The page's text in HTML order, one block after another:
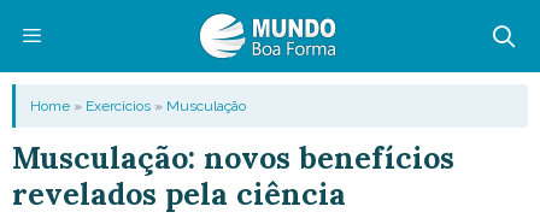
conteúdo
Menu
Home » Exercícios » Musculação
Musculação: novos benefícios
revelados pela ciência